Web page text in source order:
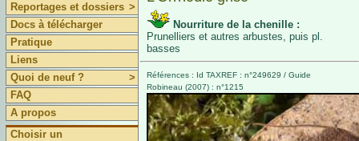
Reportages et dossiers >
Docs à télécharger
Pratique
Liens
Quoi de neuf ?
>
FAQ
A propos
Choisir un
Nourriture de la chenille :
Prunelliers et autres arbustes, puis pl.
basses
Références : Id TAXREF : n°249629 / Guide
Robineau (2007) : n°1215